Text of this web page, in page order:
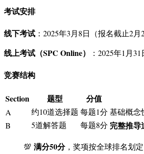
考试安排
线下考试 ：2025年3月8日（报名截止2月
线上考试（SPC Online） ：2025年1月
竞赛结构
Section 题型 分值
A 约10道选择题 每题1分 基础概念
B
5道解答题 每题8分 完整推导
💯 满分50分，奖项按全球排名划